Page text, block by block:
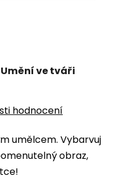
umělcem. Vybarvuj
obraz,
ve tváři
hodnocení